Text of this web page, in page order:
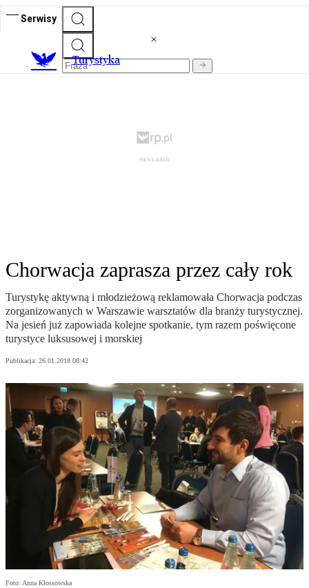
Serwisy
Turystyka
Chorwacja zaprasza przez cały rok
Turystykę aktywną i młodzieżową reklamowała Chorwacja podczas
zorganizowanych w Warszawie warsztatów dla branży turystycznej.
Na jesień już zapowiada kolejne spotkanie, tym razem poświęcone
turystyce luksusowej i morskiej
Publikacja: 26.01.2018 08:42
Foto: Anna Kłossowska